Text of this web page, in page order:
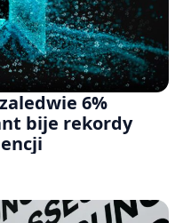
6%
bije rekordy